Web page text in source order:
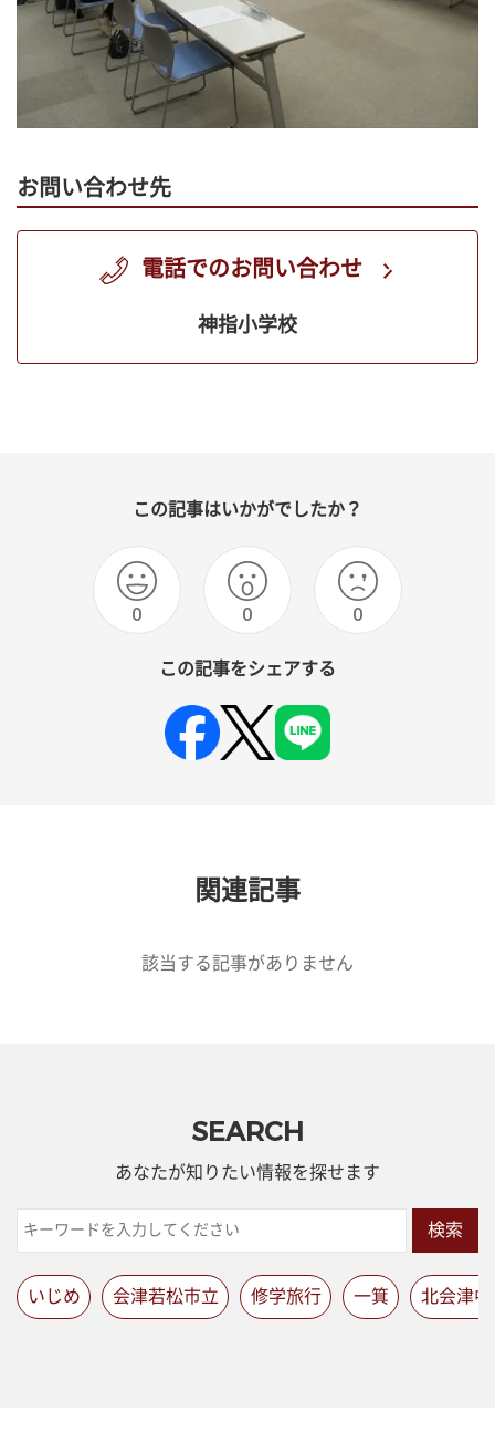
お問い合わせ先
電話でのお問い合わせ
神指小学校
この記事はいかがでしたか？
0 0 0
この記事をシェアする
関連記事
該当する記事がありません
SEARCH
あなたが知りたい情報を探せます
検索
いじめ 会津若松市立 修学旅行 一箕 北会津中